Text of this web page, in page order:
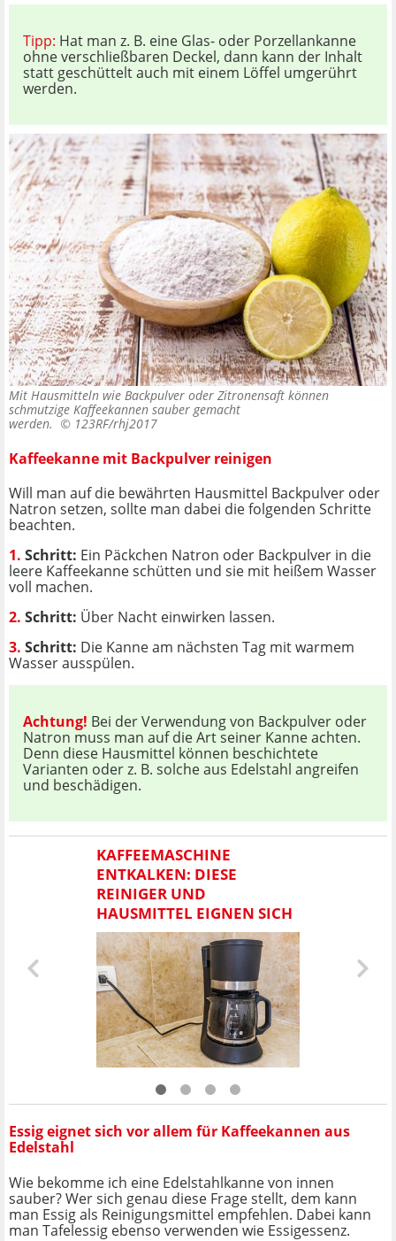
Tipp: Hat man z. B. eine Glas- oder Porzellankanne
ohne verschließbaren Deckel, dann kann der Inhalt
statt geschüttelt auch mit einem Löffel umgerührt
werden.
Mit Hausmitteln wie Backpulver oder Zitronensaft können
schmutzige Kaffeekannen sauber gemacht
werden. © 123RF/rhj2017
Kaffeekanne mit Backpulver reinigen
Will man auf die bewährten Hausmittel Backpulver oder
Natron setzen, sollte man dabei die folgenden Schritte
beachten.
1. Schritt: Ein Päckchen Natron oder Backpulver in die
leere Kaffeekanne schütten und sie mit heißem Wasser
voll machen.
2. Schritt: Über Nacht einwirken lassen.
3. Schritt: Die Kanne am nächsten Tag mit warmem
Wasser ausspülen.
Achtung! Bei der Verwendung von Backpulver oder
Natron muss man auf die Art seiner Kanne achten.
Denn diese Hausmittel können beschichtete
Varianten oder z. B. solche aus Edelstahl angreifen
und beschädigen.
KAFFEEMASCHINE
ENTKALKEN: DIESE
REINIGER UND
HAUSMITTEL EIGNEN SICH
Essig eignet sich vor allem für Kaffeekannen aus
Edelstahl
Wie bekomme ich eine Edelstahlkanne von innen
sauber? Wer sich genau diese Frage stellt, dem kann
man Essig als Reinigungsmittel empfehlen. Dabei kann
man Tafelessig ebenso verwenden wie Essigessenz.